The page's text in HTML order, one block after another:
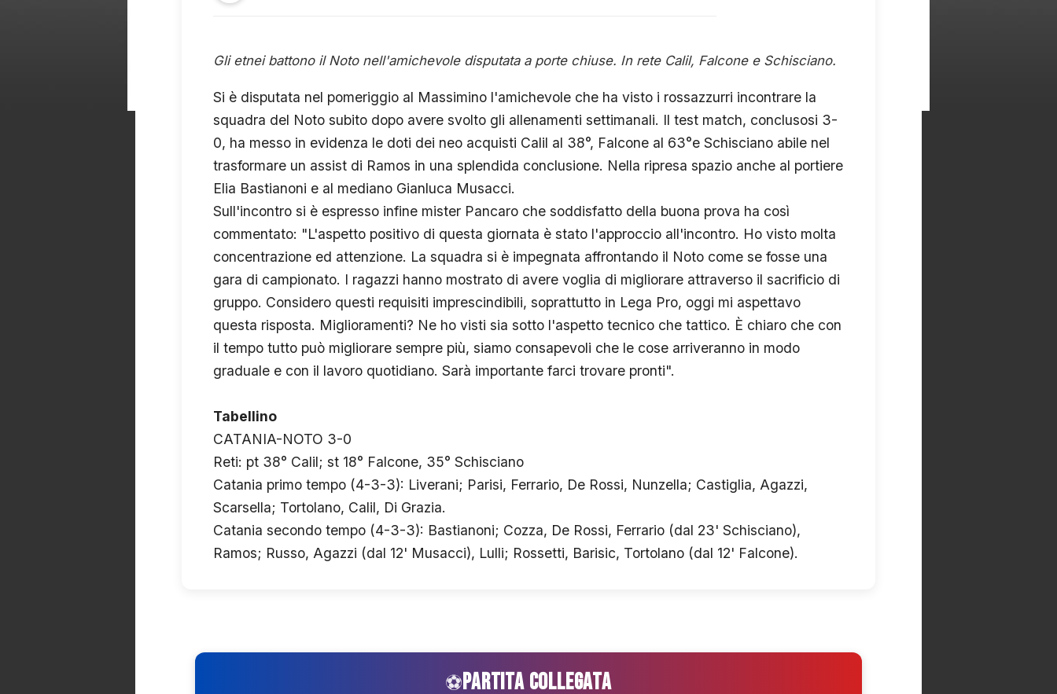
Gli etnei battono il Noto nell'amichevole disputata a porte chiuse. In rete Calil, Falcone e Schisciano.
Si è disputata nel pomeriggio al Massimino l'amichevole che ha visto i rossazzurri incontrare la
squadra del Noto subito dopo avere svolto gli allenamenti settimanali. Il test match, conclusosi 3-
0, ha messo in evidenza le doti dei neo acquisti Calil al 38°, Falcone al 63°e Schisciano abile nel
trasformare un assist di Ramos in una splendida conclusione. Nella ripresa spazio anche al portiere
Elia Bastianoni e al mediano Gianluca Musacci.
Sull'incontro si è espresso infine mister Pancaro che soddisfatto della buona prova ha così
commentato: "L'aspetto positivo di questa giornata è stato l'approccio all'incontro. Ho visto molta
concentrazione ed attenzione. La squadra si è impegnata affrontando il Noto come se fosse una
gara di campionato. I ragazzi hanno mostrato di avere voglia di migliorare attraverso il sacrificio di
gruppo. Considero questi requisiti imprescindibili, soprattutto in Lega Pro, oggi mi aspettavo
questa risposta. Miglioramenti? Ne ho visti sia sotto l'aspetto tecnico che tattico. È chiaro che con
il tempo tutto può migliorare sempre più, siamo consapevoli che le cose arriveranno in modo
graduale e con il lavoro quotidiano. Sarà importante farci trovare pronti".
Tabellino
CATANIA-NOTO 3-0
Reti: pt 38° Calil; st 18° Falcone, 35° Schisciano
Catania primo tempo (4-3-3): Liverani; Parisi, Ferrario, De Rossi, Nunzella; Castiglia, Agazzi,
Scarsella; Tortolano, Calil, Di Grazia.
Catania secondo tempo (4-3-3): Bastianoni; Cozza, De Rossi, Ferrario (dal 23' Schisciano),
Ramos; Russo, Agazzi (dal 12' Musacci), Lulli; Rossetti, Barisic, Tortolano (dal 12' Falcone).
⚽PARTITA COLLEGATA